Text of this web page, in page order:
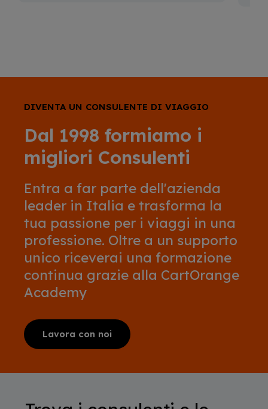
DIVENTA UN CONSULENTE DI VIAGGIO
Dal 1998 formiamo i
migliori Consulenti
Entra a far parte dell'azienda
leader in Italia e trasforma la
tua passione per i viaggi in una
professione. Oltre a un supporto
unico riceverai una formazione
continua grazie alla CartOrange
Academy
Lavora con noi